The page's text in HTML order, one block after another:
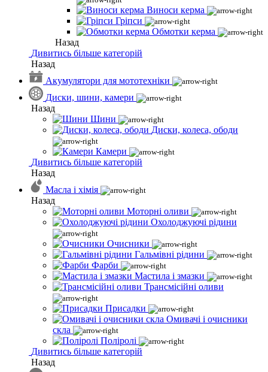
Виноси керма
Гріпси
Обмотки керма
Назад
Дивитись більше категорій
Назад
Акумулятори для мототехніки
Диски, шини, камери
Назад
Шини
Диски, колеса, ободи
Камери
Дивитись більше категорій
Назад
Масла і хімія
Назад
Моторні оливи
Охолоджуючі рідини
Очисники
Гальмівні рідини
Фарби
Мастила і змазки
Трансмісійні оливи
Присадки
Омивачі і очисники
скла
Поліролі
Дивитись більше категорій
Назад